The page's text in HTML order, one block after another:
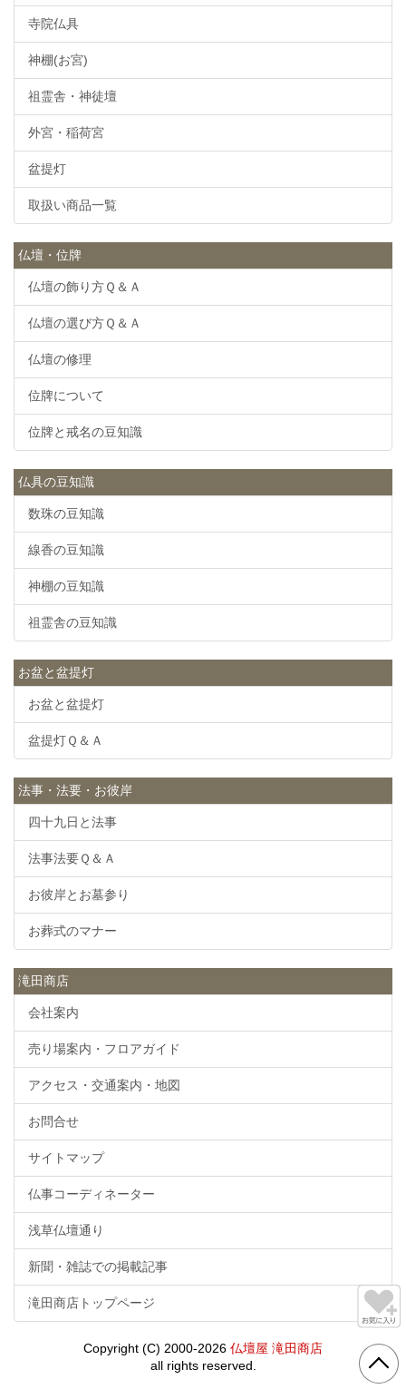
寺院仏具
神棚(お宮)
祖霊舎・神徒壇
外宮・稲荷宮
盆提灯
取扱い商品一覧
仏壇・位牌
仏壇の飾り方Ｑ＆Ａ
仏壇の選び方Ｑ＆Ａ
仏壇の修理
位牌について
位牌と戒名の豆知識
仏具の豆知識
数珠の豆知識
線香の豆知識
神棚の豆知識
祖霊舎の豆知識
お盆と盆提灯
お盆と盆提灯
盆提灯Ｑ＆Ａ
法事・法要・お彼岸
四十九日と法事
法事法要Ｑ＆Ａ
お彼岸とお墓参り
お葬式のマナー
滝田商店
会社案内
売り場案内・フロアガイド
アクセス・交通案内・地図
お問合せ
サイトマップ
仏事コーディネーター
浅草仏壇通り
新聞・雑誌での掲載記事
滝田商店トップページ
Copyright (C) 2000-2026 仏壇屋 滝田商店
all rights reserved.